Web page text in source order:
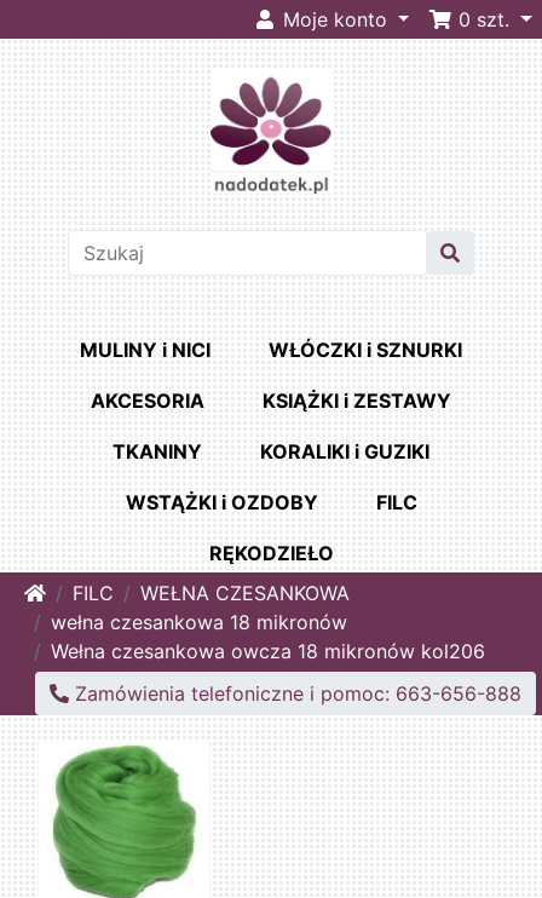
Moje konto 0 szt.
MULINY i NICI WŁÓCZKI i SZNURKI
AKCESORIA KSIĄŻKI i ZESTAWY
TKANINY KORALIKI i GUZIKI
WSTĄŻKI i OZDOBY FILC
RĘKODZIEŁO
Home
FILC
WEŁNA CZESANKOWA
wełna czesankowa 18 mikronów
Wełna czesankowa owcza 18 mikronów kol206
Zamówienia telefoniczne i pomoc: 663-656-888